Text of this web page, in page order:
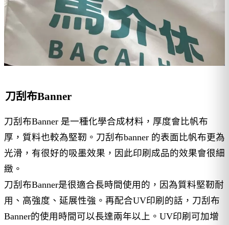
刀刮布Banner
刀刮布Banner 是一種化學合成材料，厚度會比帆布
厚，質料也較為堅靭。刀刮布banner 的表面比帆布更為
光滑，有很好的吸墨效果，因此印刷成品的效果會很細
緻。
刀刮布Banner是很適合長時間使用的，因為質料堅靭耐
用、高強度、延展性強。再配合UV印刷的話，刀刮布
Banner的使用時間可以長達兩年以上。UV印刷可加增